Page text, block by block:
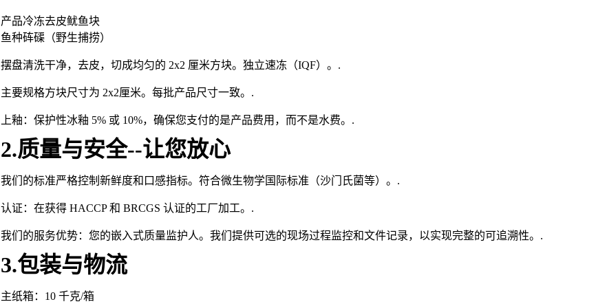
产品冷冻去皮鱿鱼块
鱼种砗磲（野生捕捞）
摆盘清洗干净，去皮，切成均匀的 2x2 厘米方块。独立速冻（IQF）。.
主要规格方块尺寸为 2x2厘米。每批产品尺寸一致。.
上釉：保护性冰釉 5% 或 10%，确保您支付的是产品费用，而不是水费。.
2.质量与安全--让您放心
我们的标准严格控制新鲜度和口感指标。符合微生物学国际标准（沙门氏菌等）。.
认证：在获得 HACCP 和 BRCGS 认证的工厂加工。.
我们的服务优势：您的嵌入式质量监护人。我们提供可选的现场过程监控和文件记录，以实现完整的可追溯性。.
3.包装与物流
主纸箱：10 千克/箱